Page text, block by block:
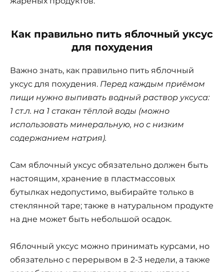
Как правильно пить яблочный уксус
для похудения
Важно знать, как правильно пить яблочный
уксус для похудения. Перед каждым приёмом
пищи нужно выпивать водный раствор уксуса:
1 ст.л. на 1 стакан тёплой воды (можно
использовать минеральную, но с низким
содержанием натрия).
Сам яблочный уксус обязательно должен быть
настоящим, хранение в пластмассовых
бутылках недопустимо, выбирайте только в
стеклянной таре; также в натуральном продукте
на дне может быть небольшой осадок.
Яблочный уксус можно принимать курсами, но
обязательно с перерывом в 2-3 недели, а также